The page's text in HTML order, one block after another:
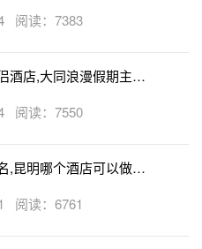
阅读：7383
酒店,大同浪漫假期主题
阅读：7550
,昆明哪个酒店可以做求
阅读：6761